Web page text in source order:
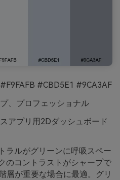
#CBD5E1 #9CA3AF
、プロフェッショナル
アプリ用2Dダッシュボード
ラルがグリーンに呼吸スペー
のコントラストがシャープで
層が重要な場合に最適。グリ